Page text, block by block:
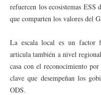
refuercen los ecosistemas ESS
que comparten los valores del
La escala local es un factor
articula también a nivel
casa con el reconocimiento
clave que desempeñan los
ODS.